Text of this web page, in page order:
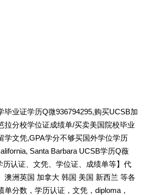
毕业证学历Q微936794295,购买UCSB加
拉分校学位证成绩单/买卖美国院校毕业
学文凭,GPA学分不够买国外学位学历
Santa Barbara UCSB学历Q薇
历认证、文凭、学位证、成绩单等】代
澳洲英国 加拿大 韩国 美国 新西兰 等各
单分数，学历认证，文凭，diploma，